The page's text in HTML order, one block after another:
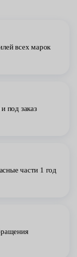
всех марок
под заказ
части 1 год